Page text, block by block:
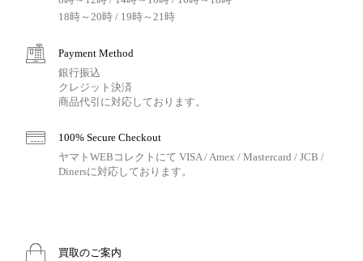
18時～20時 / 19時～21時
Payment Method
銀行振込
クレジット決済
商品代引に対応しております。
100% Secure Checkout
ヤマトWEBコレクトにて VISA / Amex / Mastercard / JCB /
Dinersに対応しております。
買取のご案内